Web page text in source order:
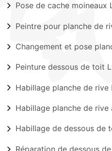
Pose de cache moineaux
Peintre pour planche de
Changement et pose
Peinture dessous de toit
Habillage planche de rive
Habillage planche de rive
Habillage de dessous de
Réparation de dessous